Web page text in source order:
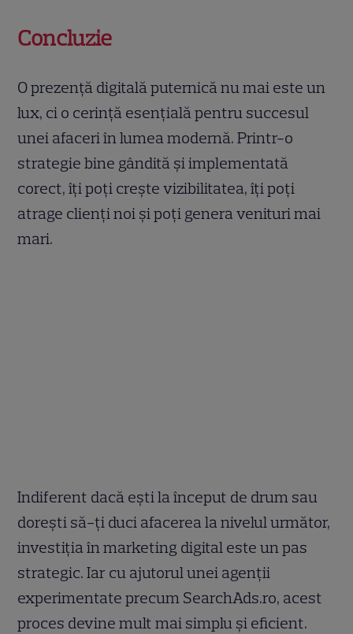
Concluzie
O prezență digitală puternică nu mai este un
lux, ci o cerință esențială pentru succesul
unei afaceri în lumea modernă. Printr-o
strategie bine gândită și implementată
corect, îți poți crește vizibilitatea, îți poți
atrage clienți noi și poți genera venituri mai
mari.
Indiferent dacă ești la început de drum sau
dorești să-ți duci afacerea la nivelul următor,
investiția în marketing digital este un pas
strategic. Iar cu ajutorul unei agenții
experimentate precum SearchAds.ro, acest
proces devine mult mai simplu și eficient.